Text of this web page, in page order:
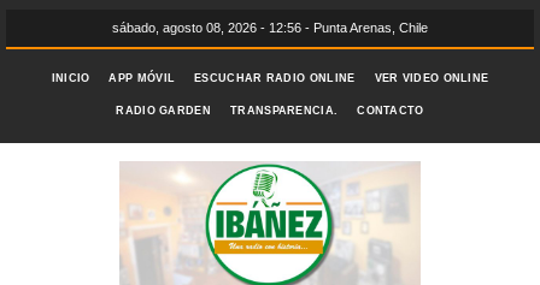
sábado, agosto 08, 2026 - 12:56 - Punta Arenas, Chile
INICIO APP MÓVIL ESCUCHAR RADIO ONLINE VER VIDEO ONLINE
RADIO GARDEN TRANSPARENCIA. CONTACTO